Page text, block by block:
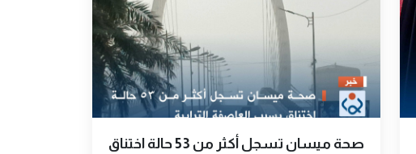
صحة ميسان تسجل أكثر من 53 حالة اختناق